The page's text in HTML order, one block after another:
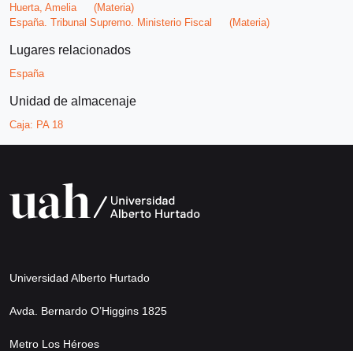
Huerta, Amelia
(Materia)
España. Tribunal Supremo. Ministerio Fiscal
(Materia)
Lugares relacionados
España
Unidad de almacenaje
Caja: PA 18
Universidad Alberto Hurtado
Avda. Bernardo O’Higgins 1825
Metro Los Héroes